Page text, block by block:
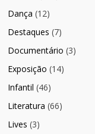
Dança (12)
Destaques (7)
Documentário (3)
Exposição (14)
Infantil (46)
Literatura (66)
Lives (3)